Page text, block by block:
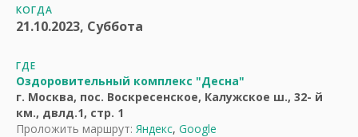
КОГДА
21.10.2023, Суббота
ГДЕ
Оздоровительный комплекс "Десна"
г. Москва, пос. Воскресенское, Калужское ш., 32- й
км., двлд.1, стр. 1
Проложить маршрут: Яндекс, Google